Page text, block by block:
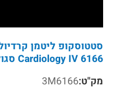
Cardiology IV 6166 סגול
מק"ט:3M6166